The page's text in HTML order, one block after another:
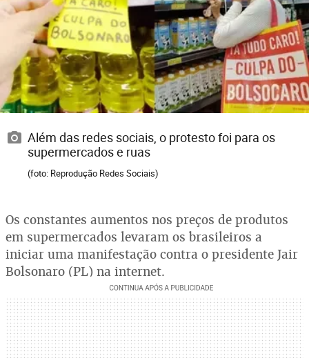
Além das redes sociais, o protesto foi para os
supermercados e ruas
(foto: Reprodução Redes Sociais)
Os constantes aumentos nos preços de produtos
em supermercados levaram os brasileiros a
iniciar uma manifestação contra o presidente Jair
Bolsonaro (PL) na internet.